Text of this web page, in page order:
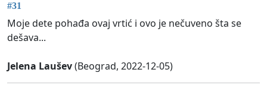
#31
Moje dete pohađa ovaj vrtić i ovo je nečuveno šta se
dešava...
Jelena Laušev(Beograd, 2022-12-05)